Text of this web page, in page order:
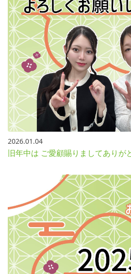
2026.01.04
旧年中は ご愛顧賜りましてありが